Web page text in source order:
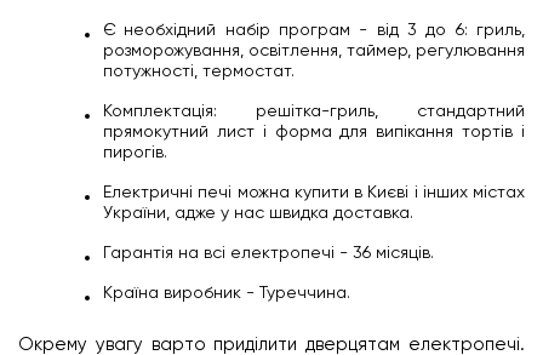
Є необхідний набір програм - від 3 до 6: гриль,
розморожування, освітлення, таймер, регулювання
потужності, термостат.
Комплектація: решітка-гриль, стандартний
прямокутний лист і форма для випікання тортів і
пирогів.
Електричні печі можна купити в Києві і інших містах
України, адже у нас швидка доставка.
Гарантія на всі електропечі - 36 місяців.
Країна виробник - Туреччина.
Окрему увагу варто приділити дверцятам електропечі.